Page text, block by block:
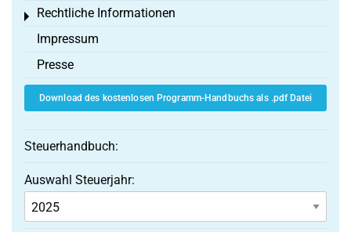
Rechtliche Informationen
Toggle menu
Impressum
Presse
Download des kostenlosen Programm-Handbuchs als .pdf Datei
Steuerhandbuch:
Auswahl Steuerjahr: